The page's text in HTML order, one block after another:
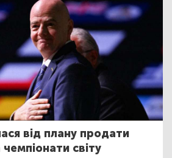
від плану продати
світу